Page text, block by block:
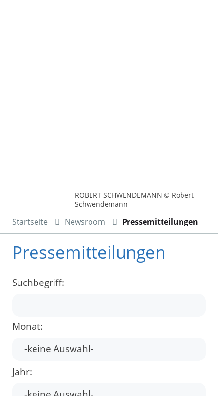
ROBERT SCHWENDEMANN © Robert
Schwendemann
Startseite Newsroom Pressemitteilungen
Pressemitteilungen
Suchbegriff:
Monat:
Jahr: